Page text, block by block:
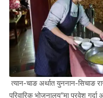
त्यान-चाङ अर्थात युननान-सिचाङ
परिवारिक भोजनालय”मा प्रवेश गर्दा